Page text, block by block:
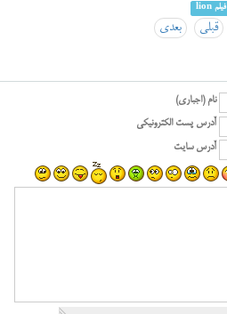
فیلم lion
قبلی بعدی
نام (اجباری)
آدرس پست الکترونیکی
آدرس سایت